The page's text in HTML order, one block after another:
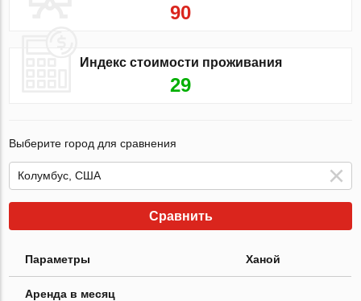
90
Индекс стоимости проживания
29
Выберите город для сравнения
Сравнить
Параметры Ханой
Аренда в месяц